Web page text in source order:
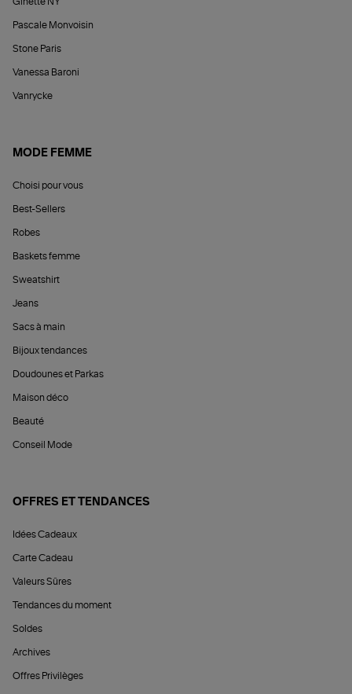
Pascale Monvoisin
Stone Paris
Vanessa Baroni
Vanrycke
MODE FEMME
Choisi pour vous
Best-Sellers
Robes
Baskets femme
Sweatshirt
Jeans
Sacs à main
Bijoux tendances
Doudounes et Parkas
Maison déco
Beauté
Conseil Mode
OFFRES ET TENDANCES
Idées Cadeaux
Carte Cadeau
Valeurs Sûres
Tendances du moment
Soldes
Archives
Offres Privilèges